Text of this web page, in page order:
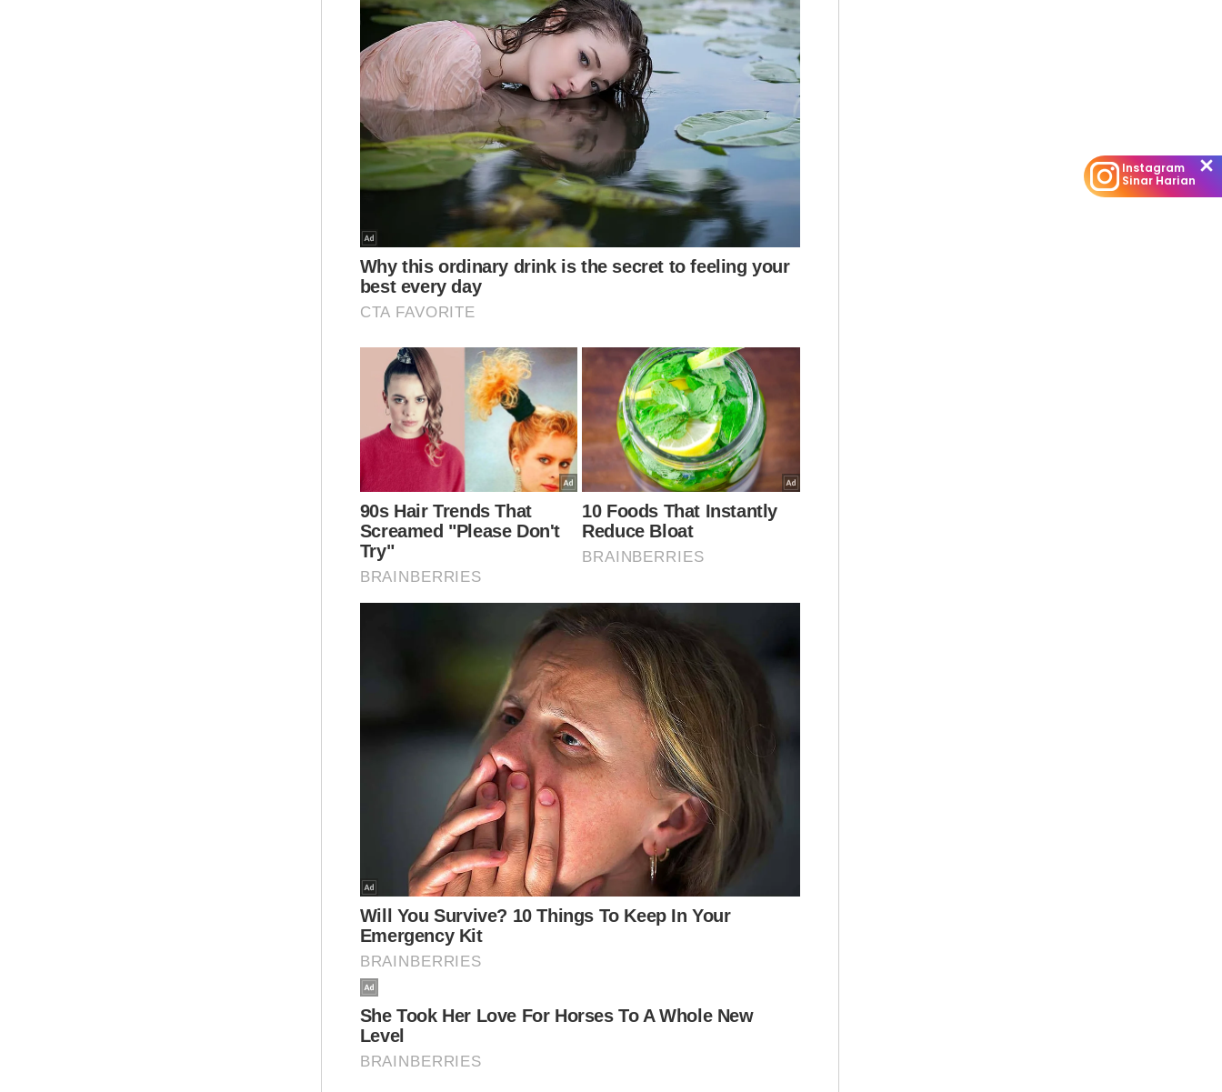
“Pameran juga menjadi sebahagian daripada usaha
menyemarakkan warisan Islam di Kota Bharu,”
katanya ketika mengadakan lawatan ke persiapan
tapak Madinah Ramadan di sini pada Rabu.
Menurut Hilmi, Madinah Ramadan yang dahulunya
dikenali sebagai Qariah Ramadan berkembang
daripada sekadar satu khemah kecil kepada acara
mega yang menjadi tumpuan penduduk setempat
dan pelancong luar.
Beliau berkata, beberapa acara utama dirancang
bagi memeriahkan Madinah Ramadan tahun ini,
antaranya sambutan Hari Kemenangan Palestin
Lebih 100,000 rakyat Sabah terima manfaat RM300
setiap bulan dari SYUKUR - Hajiji
Bazar Ramadan: Kelantan tetap kadar sewa tapak ikut
jajahan bermula RM200
100,000 pengunjung bakal 'gegar' penganjuran Bohex
Instagram
Sinar Harian